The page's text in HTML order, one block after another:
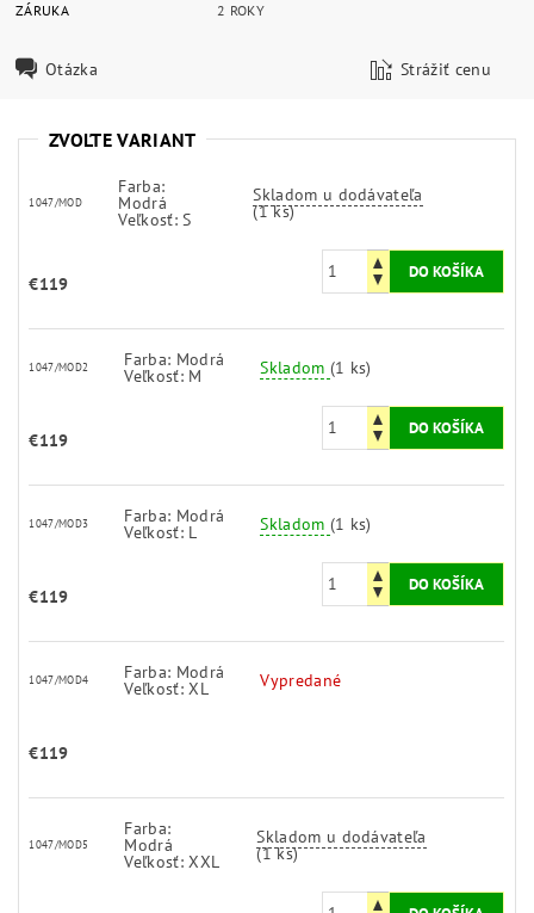
ZÁRUKA
2 ROKY
Otázka Strážiť cenu
ZVOĽTE VARIANT
1047/MOD
Farba:
Modrá
Veľkosť: S
Skladom u dodávateľa
(1 ks)
€119
1047/MOD2 Farba: Modrá
Veľkosť: M Skladom (1 ks)
€119
1047/MOD3 Farba: Modrá
Veľkosť: L Skladom (1 ks)
€119
1047/MOD4 Farba: Modrá
Veľkosť: XL Vypredané
€119
1047/MOD5
Farba:
Modrá
Veľkosť: XXL
Skladom u dodávateľa
(1 ks)